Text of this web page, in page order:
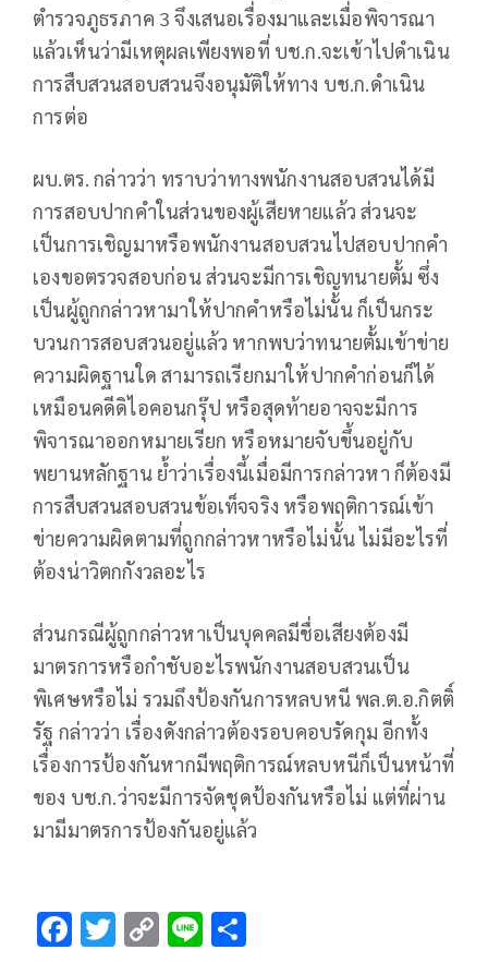
ตำรวจภูธรภาค 3 จึงเสนอเรื่องมาและเมื่อพิจารณา
แล้วเห็นว่ามีเหตุผลเพียงพอที่ บช.ก.จะเข้าไปดำเนิน
การสืบสวนสอบสวนจึงอนุมัติให้ทาง บช.ก.ดำเนิน
การต่อ
ผบ.ตร. กล่าวว่า ทราบว่าทางพนักงานสอบสวนได้มี
การสอบปากคำในส่วนของผู้เสียหายแล้ว ส่วนจะ
เป็นการเชิญมาหรือพนักงานสอบสวนไปสอบปากคำ
เองขอตรวจสอบก่อน ส่วนจะมีการเชิญทนายตั้ม ซึ่ง
เป็นผู้ถูกกล่าวหามาให้ปากคำหรือไม่นั้น ก็เป็นกระ
บวนการสอบสวนอยู่แล้ว หากพบว่าทนายตั้มเข้าข่าย
ความผิดฐานใด สามารถเรียกมาให้ปากคำก่อนก็ได้
เหมือนคดีดิไอคอนกรุ๊ป หรือสุดท้ายอาจจะมีการ
พิจารณาออกหมายเรียก หรือหมายจับขึ้นอยู่กับ
พยานหลักฐาน ย้ำว่าเรื่องนี้เมื่อมีการกล่าวหา ก็ต้องมี
การสืบสวนสอบสวนข้อเท็จจริง หรือพฤติการณ์เข้า
ข่ายความผิดตามที่ถูกกล่าวหาหรือไม่นั้น ไม่มีอะไรที่
ต้องน่าวิตกกังวลอะไร
ส่วนกรณีผู้ถูกกล่าวหาเป็นบุคคลมีชื่อเสียงต้องมี
มาตรการหรือกำชับอะไรพนักงานสอบสวนเป็น
พิเศษหรือไม่ รวมถึงป้องกันการหลบหนี พล.ต.อ.กิตติ์
รัฐ กล่าวว่า เรื่องดังกล่าวต้องรอบคอบรัดกุม อีกทั้ง
เรื่องการป้องกันหากมีพฤติการณ์หลบหนีก็เป็นหน้าที่
ของ บช.ก.ว่าจะมีการจัดชุดป้องกันหรือไม่ แต่ที่ผ่าน
มามีมาตรการป้องกันอยู่แล้ว
F T C Li